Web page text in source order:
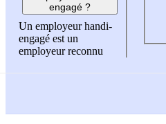
engagé ?
Un employeur handi-
engagé est un
employeur reconnu